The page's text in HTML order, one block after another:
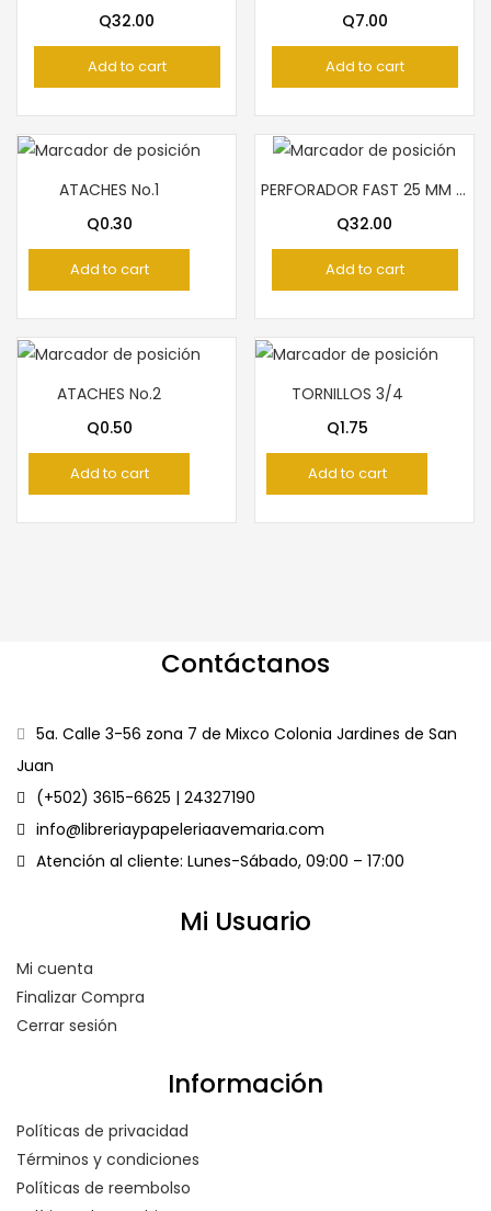
Q32.00
Add to cart
Q7.00
Add to cart
ATACHES No.1
Q0.30
Add to cart
PERFORADOR FAST 25 MM FLOR
Q32.00
Add to cart
ATACHES No.2
Q0.50
Add to cart
TORNILLOS 3/4
Q1.75
Add to cart
Contáctanos
5a. Calle 3-56 zona 7 de Mixco Colonia Jardines de San
Juan
(+502) 3615-6625 | 24327190
info@libreriaypapeleriaavemaria.com
Atención al cliente: Lunes-Sábado, 09:00 – 17:00
Mi Usuario
Mi cuenta
Finalizar Compra
Cerrar sesión
Información
Políticas de privacidad
Términos y condiciones
Políticas de reembolso